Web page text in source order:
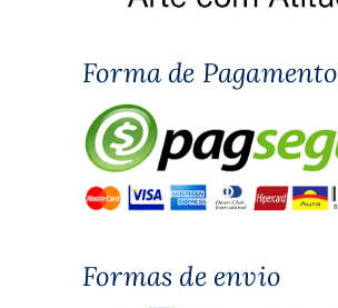
Forma de Pagamento
Formas de envio